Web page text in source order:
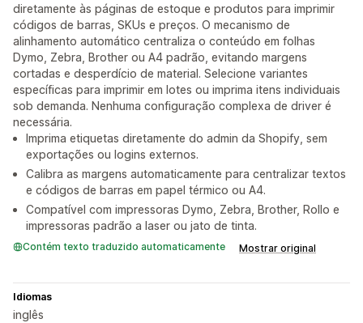
diretamente às páginas de estoque e produtos para imprimir
códigos de barras, SKUs e preços. O mecanismo de
alinhamento automático centraliza o conteúdo em folhas
Dymo, Zebra, Brother ou A4 padrão, evitando margens
cortadas e desperdício de material. Selecione variantes
específicas para imprimir em lotes ou imprima itens individuais
sob demanda. Nenhuma configuração complexa de driver é
necessária.
Imprima etiquetas diretamente do admin da Shopify, sem
exportações ou logins externos.
Calibra as margens automaticamente para centralizar textos
e códigos de barras em papel térmico ou A4.
Compatível com impressoras Dymo, Zebra, Brother, Rollo e
impressoras padrão a laser ou jato de tinta.
Contém texto traduzido automaticamente Mostrar original
Idiomas
inglês